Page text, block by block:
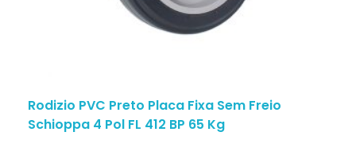
Rodizio PVC Preto Placa Fixa Sem Freio
Schioppa 4 Pol FL 412 BP 65 Kg